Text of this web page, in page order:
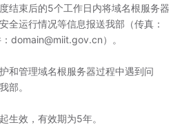
束后的5个工作日内将域名根服务器
全运行情况等信息报送我部（传真：
domain@miit.gov.cn）。
管理域名根服务器过程中遇到问
部。
效，有效期为5年。